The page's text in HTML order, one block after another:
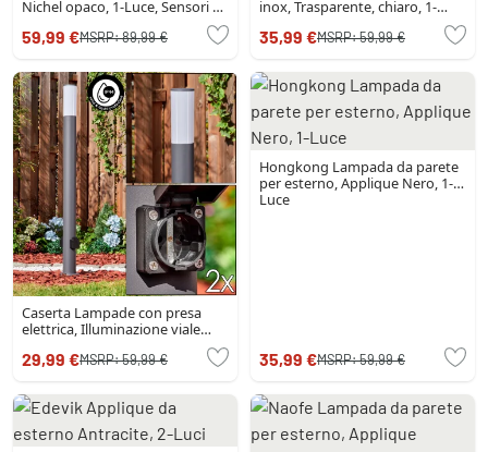
Nichel opaco, 1-Luce, Sensori di
59,99 €MSRP:89,99 €
inox, Trasparente, chiaro, 1-
35,99 €MSRP:59,99 €
Caserta Lampade con presa
elettrica, Illuminazione viale
29,99 €MSRP:59,99 €
Hongkong Lampada da parete
per esterno, Applique Nero, 1-
Luce
35,99 €MSRP:59,99 €